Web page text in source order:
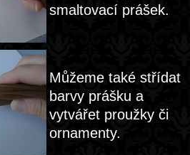
smaltovací prášek.
Můžeme také střídat
barvy prášku a
vytvářet proužky či
ornamenty.